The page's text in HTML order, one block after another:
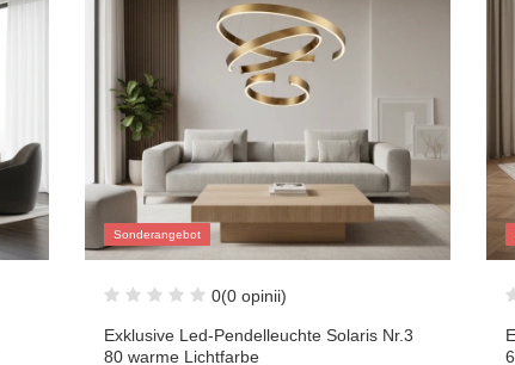
Sonderangebot
0(0 opinii)
Exklusive Led-Pendelleuchte Solaris Nr.3
80 warme Lichtfarbe